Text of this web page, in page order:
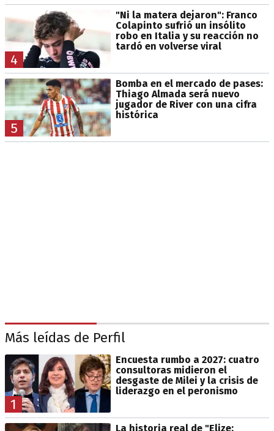
4
"Ni la matera dejaron": Franco
Colapinto sufrió un insólito
robo en Italia y su reacción no
tardó en volverse viral
5
Bomba en el mercado de pases:
Thiago Almada será nuevo
jugador de River con una cifra
histórica
Más leídas de Perfil
1
Encuesta rumbo a 2027: cuatro
consultoras midieron el
desgaste de Milei y la crisis de
liderazgo en el peronismo
La historia real de "Elize: